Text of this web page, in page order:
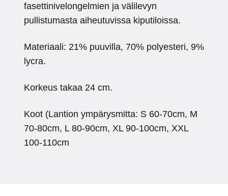
fasettinivelongelmien ja välilevyn
pullistumasta aiheutuvissa kiputiloissa.
Materiaali: 21% puuvilla, 70% polyesteri, 9%
lycra.
Korkeus takaa 24 cm.
Koot (Lantion ympärysmitta: S 60-70cm, M
70-80cm, L 80-90cm, XL 90-100cm, XXL
100-110cm